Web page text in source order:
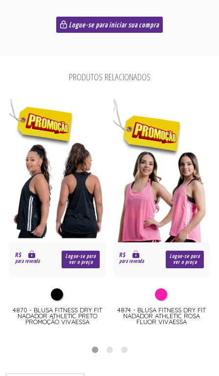
Logue-se para iniciar sua compra
PRODUTOS RELACIONADOS
R$
para revenda
Logue-se para
ver o preço
4870 - BLUSA FITNESS DRY FIT
NADADOR ATHLETIC PRETO
PROMOÇÃO VIVAESSA
R$
para revenda
Logue-se para
ver o preço
4874 - BLUSA FITNESS DRY FIT
NADADOR ATHLETIC ROSA
FLUOR VIVAESSA